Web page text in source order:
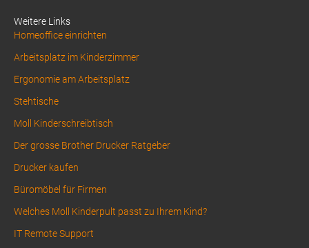
Weitere Links
Homeoffice einrichten
Arbeitsplatz im Kinderzimmer
Ergonomie am Arbeitsplatz
Stehtische
Moll Kinderschreibtisch
Der grosse Brother Drucker Ratgeber
Drucker kaufen
Büromöbel für Firmen
Welches Moll Kinderpult passt zu Ihrem Kind?
IT Remote Support